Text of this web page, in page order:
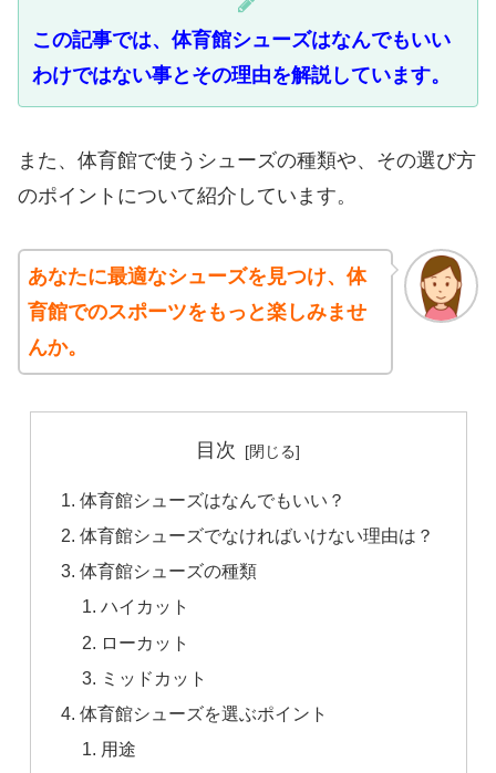
この記事では、体育館シューズはなんでもいい
わけではない事とその理由を解説しています。
また、体育館で使うシューズの種類や、その選び方
のポイントについて紹介しています。
あなたに最適なシューズを見つけ、体
育館でのスポーツをもっと楽しみませ
んか。
目次
体育館シューズはなんでもいい？
体育館シューズでなければいけない理由は？
体育館シューズの種類
ハイカット
ローカット
ミッドカット
体育館シューズを選ぶポイント
用途